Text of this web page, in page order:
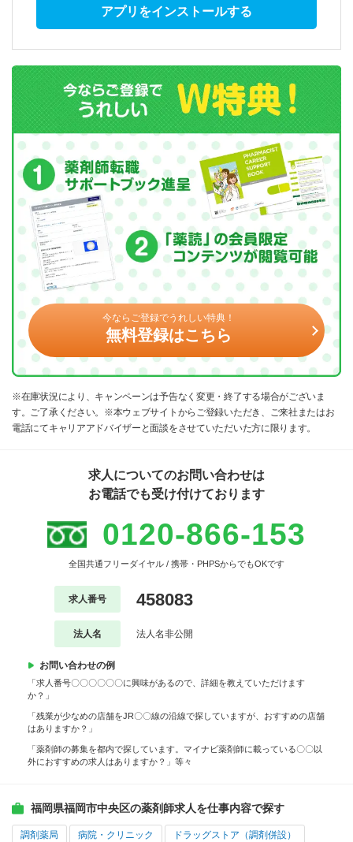
アプリをインストールする
今ならご登録でうれしい特典！
無料登録はこちら
※在庫状況により、キャンペーンは予告なく変更・終了する場合がございま
す。ご了承ください。※本ウェブサイトからご登録いただき、ご来社またはお
電話にてキャリアアドバイザーと面談をさせていただいた方に限ります。
求人についてのお問い合わせは
お電話でも受け付けております
0120-866-153
全国共通フリーダイヤル / 携帯・PHPSからでもOKです
求人番号 458083
法人名 法人名非公開
お問い合わせの例
「求人番号〇〇〇〇〇〇に興味があるので、詳細を教えていただけます
か？」
「残業が少なめの店舗をJR〇〇線の沿線で探していますが、おすすめの店舗
はありますか？」
「薬剤師の募集を都内で探しています。マイナビ薬剤師に載っている〇〇以
外におすすめの求人はありますか？」等々
福岡県福岡市中央区の薬剤師求人を仕事内容で探す
調剤薬局 病院・クリニック ドラッグストア（調剤併設）